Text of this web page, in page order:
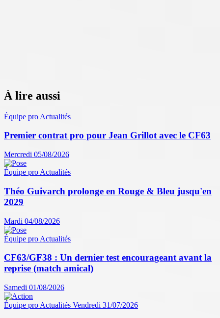
À lire aussi
Équipe pro Actualités
Premier contrat pro pour Jean Grillot avec le CF63
Mercredi 05/08/2026
Équipe pro Actualités
Théo Guivarch prolonge en Rouge & Bleu jusqu'en
2029
Mardi 04/08/2026
Équipe pro Actualités
CF63/GF38 : Un dernier test encourageant avant la
reprise (match amical)
Samedi 01/08/2026
Équipe pro Actualités Vendredi 31/07/2026